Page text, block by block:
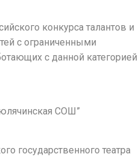
конкурса талантов и
с ограниченными
с данной категорией
СОШ”
государственного театра